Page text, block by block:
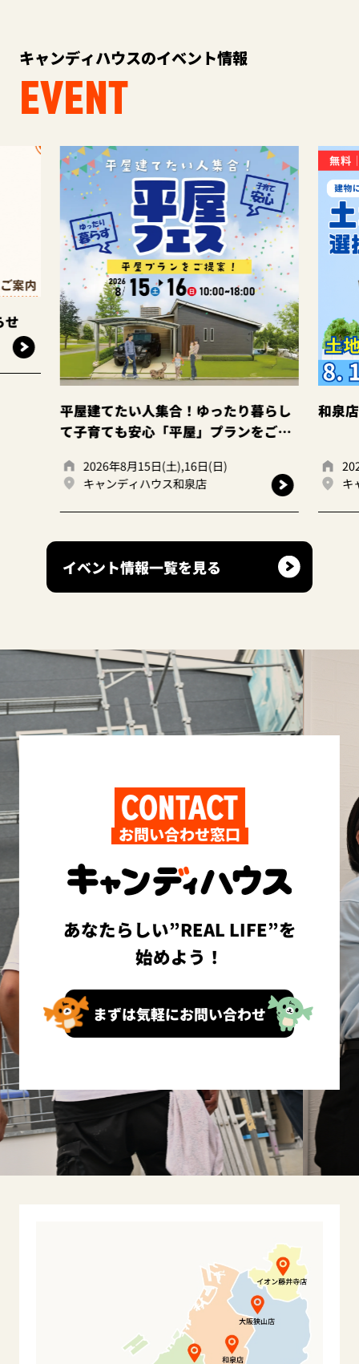
キャンディハウスのイベント情報
EVENT
い人集合！ゆったり暮らし
安心「平屋」プランをご提
8月15日(土),16日(日)
ディハウス和泉店
和泉店☆土地探し相談
2026年8月15日(土),16
キャンディハウス和泉店
イベント情報一覧を見る
CONTACT
お問い合わせ窓口
あなたらしい”REAL LIFE”を
始めよう！
まずは気軽にお問い合わせ